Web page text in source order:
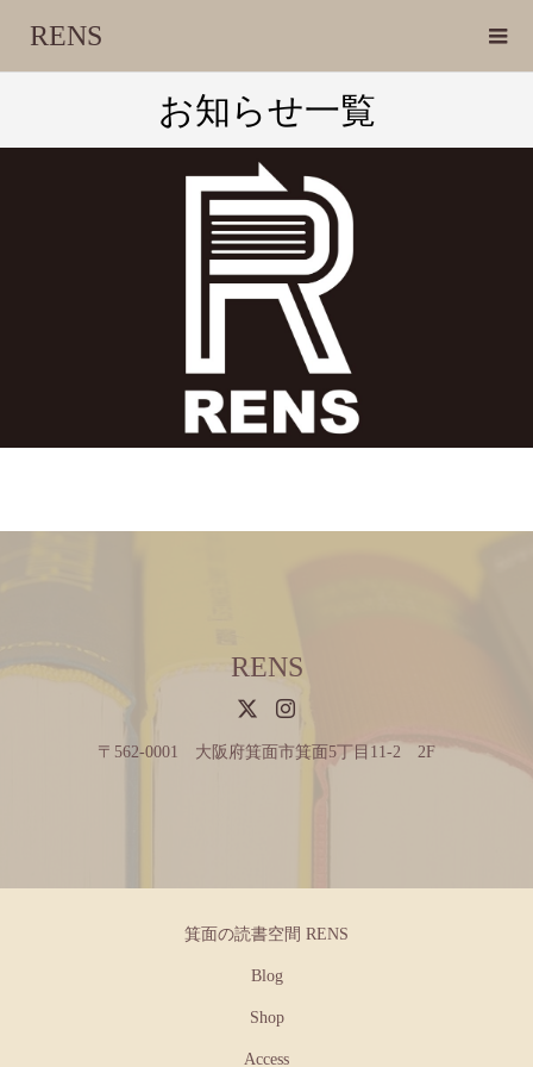
RENS
お知らせ一覧
RENS
〒562-0001 大阪府箕面市箕面5丁目11-2 2F
箕面の読書空間 RENS
Blog
Shop
Access